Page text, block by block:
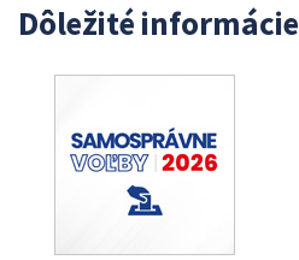
Dôležité informácie